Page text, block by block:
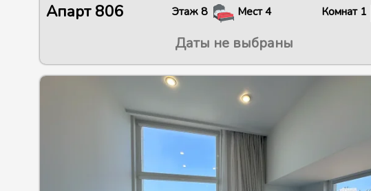
Апарт806 Этаж8 Мест4 Комнат 1
Даты не выбраны